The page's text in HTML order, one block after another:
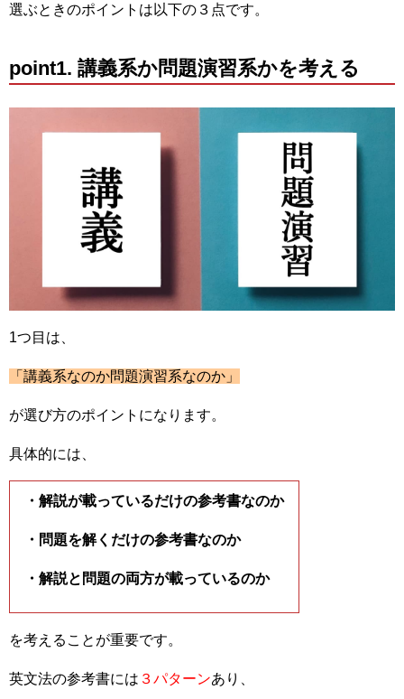
選ぶときのポイントは以下の３点です。
point1. 講義系か問題演習系かを考える
1つ目は、
「講義系なのか問題演習系なのか」
が選び方のポイントになります。
具体的には、
・解説が載っているだけの参考書なのか
・問題を解くだけの参考書なのか
・解説と問題の両方が載っているのか
を考えることが重要です。
英文法の参考書には ３パターンあり、